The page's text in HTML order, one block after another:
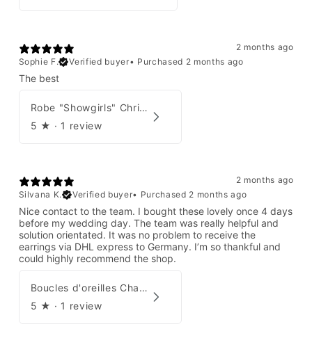
2 months ago
Sophie F.
Verified buyer• Purchased 2 months ago
The best
Robe "Showgirls" Christian Dior par John Galliano Été 2003
5 ★ · 1 review
2 months ago
Silvana K.
Verified buyer• Purchased 2 months ago
Nice contact to the team. I bought these lovely once 4 days
before my wedding day. The team was really helpful and
solution orientated. It was no problem to receive the
earrings via DHL express to Germany. I’m so thankful and
could highly recommend the shop.
Boucles d'oreilles Chanel par Karl Lagerfeld 2008
5 ★ · 1 review